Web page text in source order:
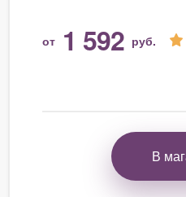
от 1 592 руб.
В